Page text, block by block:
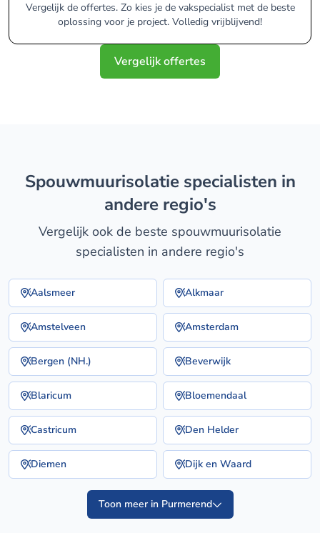
Vergelijk de offertes. Zo kies je de vakspecialist met de beste
oplossing voor je project. Volledig vrijblijvend!
Vergelijk offertes
spouwmuurisolatie specialisten in
andere regio's
Vergelijk ook de beste spouwmuurisolatie
specialisten in andere regio's
Aalsmeer Alkmaar
Amstelveen Amsterdam
Bergen (NH.) Beverwijk
Blaricum Bloemendaal
Castricum Den Helder
Diemen Dijk en Waard
Toon meer in Purmerend